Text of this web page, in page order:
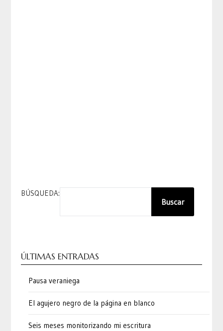
BÚSQUEDA:
Buscar
ÚLTIMAS ENTRADAS
Pausa veraniega
El agujero negro de la página en blanco
Seis meses monitorizando mi escritura